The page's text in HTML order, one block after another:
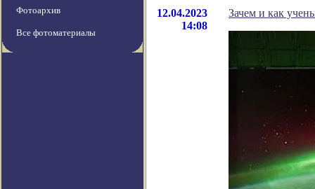
Фотоархив
Все фотоматериалы
12.04.2023
14:08
Зачем и как